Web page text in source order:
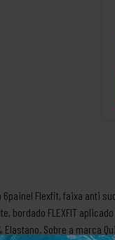
6painel Flexfit, faixa anti
FLEXFIT
Sobre a marca